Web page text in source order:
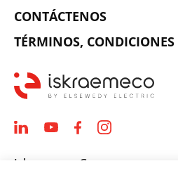
CONTÁCTENOS
TÉRMINOS, CONDICIONES
Iskraemeco Group